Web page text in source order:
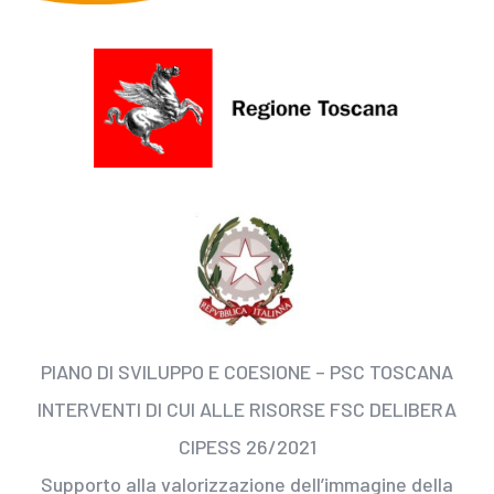
PIANO DI SVILUPPO E COESIONE – PSC TOSCANA
INTERVENTI DI CUI ALLE RISORSE FSC DELIBERA
CIPESS 26/2021
Supporto alla valorizzazione dell’immagine della